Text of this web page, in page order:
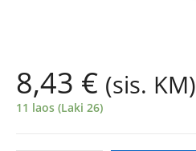
8,43 € (sis. KM)
11 laos (Laki 26)